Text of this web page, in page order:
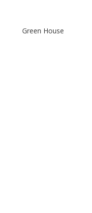
Green House